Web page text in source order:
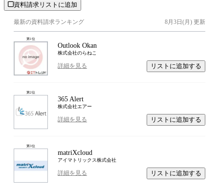
資料請求リストに追加
最新の資料請求ランキング 8月3日(月) 更新
第1位
Outlook Okan
株式会社のらねこ
詳細を見る リストに追加する
第2位
365 Alert
株式会社エアー
詳細を見る リストに追加する
第3位
matriXcloud
アイマトリックス株式会社
詳細を見る リストに追加する